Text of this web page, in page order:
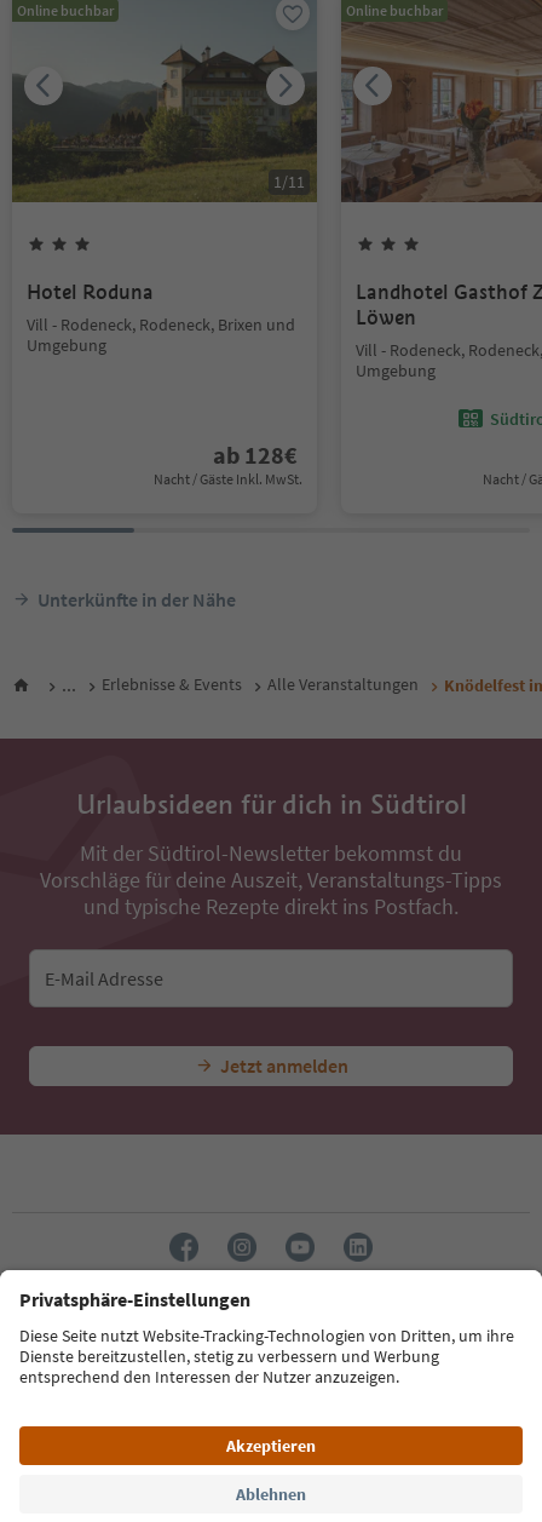
Online buchbar
1/11
Hotel Roduna
Vill - Rodeneck, Rodeneck, Brixen und
Umgebung
ab 128€
Nacht / Gäste Inkl. MwSt.
Online buchbar
Landhotel Gasthof
Löwen
Vill - Rodeneck,
Umgebung
Nacht /
Unterkünfte in der Nähe
... Erlebnisse & Events Alle Veranstaltungen Knödelfest
Urlaubsideen für dich in Südtirol
Mit der Südtirol-Newsletter bekommst du
Vorschläge für deine Auszeit, Veranstaltungs-Tipps
und typische Rezepte direkt ins Postfach.
E-Mail Adresse
Jetzt anmelden